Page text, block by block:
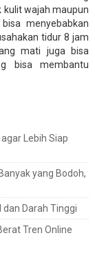
kulit wajah maupun
menyebabkan
tidur 8 jam
mati juga bisa
bisa membantu
Lebih Siap
yang Bodoh,
Darah Tinggi
Tren Online